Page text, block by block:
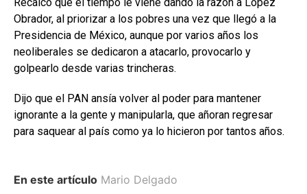
Obrador, al priorizar a los pobres una vez que llegó a la
Presidencia de México, aunque por varios años los
neoliberales se dedicaron a atacarlo, provocarlo y
golpearlo desde varias trincheras.
Dijo que el PAN ansía volver al poder para mantener
ignorante a la gente y manipularla, que añoran regresar
para saquear al país como ya lo hicieron por tantos años.
En este artículo Mario Delgado